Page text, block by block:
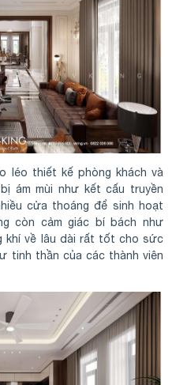
léo thiết kế phòng khách và
ám mùi như kết cấu truyền
cửa thoáng để sinh hoạt
còn cảm giác bí bách như
khí về lâu dài rất tốt cho sức
tinh thần của các thành viên